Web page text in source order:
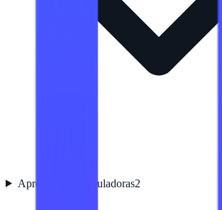
Aprobaciones reguladoras2